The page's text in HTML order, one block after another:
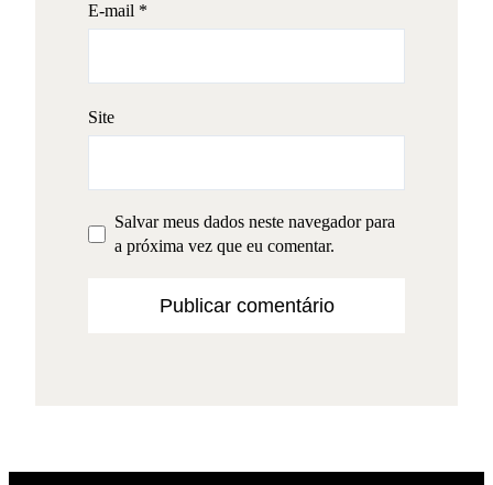
E-mail *
Site
Salvar meus dados neste navegador para
a próxima vez que eu comentar.